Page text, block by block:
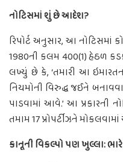
નોટિસમાં શું છે આદેશ?
રિપોર્ટ અનુસાર, આ નોટિસમાં
1980ની કલમ 400(1) હેઠળ
લખ્યું છે કે, ‘તમારી આ
નિયમોની વિરુદ્ધ જઈને
પાડવામાં આવે.’ આ પ્રકારની
તમામ 17 પ્રોપર્ટીઝને
કાનૂની વિકલ્પો પણ ખુલ્લા: